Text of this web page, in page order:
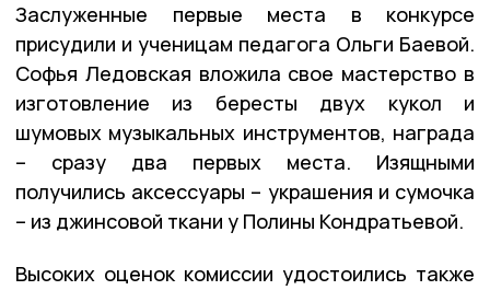
Заслуженные первые места в конкурсе
присудили и ученицам педагога Ольги Баевой.
Софья Ледовская вложила свое мастерство в
изготовление из бересты двух кукол и
шумовых музыкальных инструментов, награда
– сразу два первых места. Изящными
получились аксессуары – украшения и сумочка
– из джинсовой ткани у Полины Кондратьевой.
Высоких оценок комиссии удостоились также